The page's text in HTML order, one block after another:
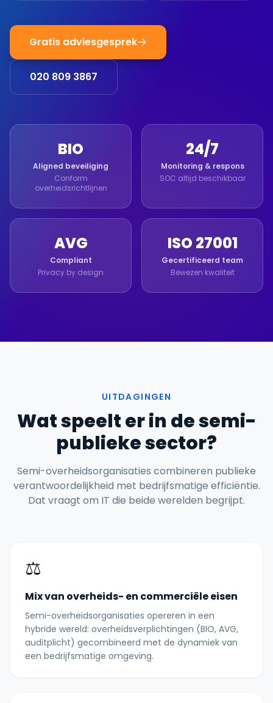
Gratis adviesgesprek
020 809 3867
BIO
Aligned beveiliging
Conform
overheidsrichtlijnen
24/7
Monitoring & respons
SOC altijd beschikbaar
AVG
Compliant
Privacy by design
ISO 27001
Gecertificeerd team
Bewezen kwaliteit
UITDAGINGEN
Wat speelt er in de semi-
publieke sector?
Semi-overheidsorganisaties combineren publieke
verantwoordelijkheid met bedrijfsmatige efficiëntie.
Dat vraagt om IT die beide werelden begrijpt.
⚖️
Mix van overheids- en commerciële eisen
Semi-overheidsorganisaties opereren in een
hybride wereld: overheidsverplichtingen (BIO, AVG,
auditplicht) gecombineerd met de dynamiek van
een bedrijfsmatige omgeving.